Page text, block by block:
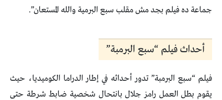
جماعة ده فيلم بجد مش مقلب سبع البرمية والله المستعان”.
أحداث فيلم “سبع البرمبة”
فيلم “سبع البرمبة” تدور أحداثه في إطار الدراما الكوميديا، حيث
يقوم بطل العمل رامز جلال بانتحال شخصية ضابط شرطة حتى